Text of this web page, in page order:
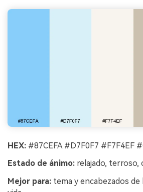
HEX: #87CEFA #D7F0F7 #F7F4EF
Estado de ánimo: relajado, terroso,
Mejor para: tema y encabezados